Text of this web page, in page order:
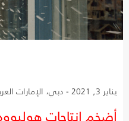
يناير 3, 2021 - دبي، الإمارات العربية المتحدة
أضخم إنتاجات